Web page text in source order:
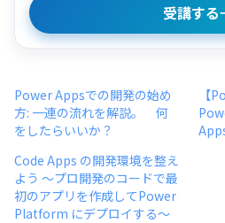
受講する
Power Appsでの開発の始め
方: 一連の流れを解説。 何
をしたらいいか？
【
Code Apps の開発環境を整え
よう 〜プロ開発のコードで最
初のアプリを作成してPower
Platform にデプロイする〜